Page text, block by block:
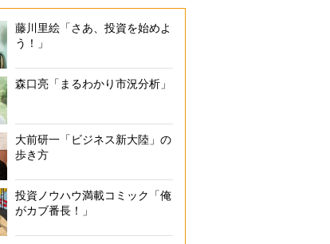
藤川里絵「さあ、投資を始めよ
う！」
森口亮「まるわかり市況分析」
大前研一「ビジネス新大陸」の
歩き方
投資ノウハウ満載コミック「俺
がカブ番長！」